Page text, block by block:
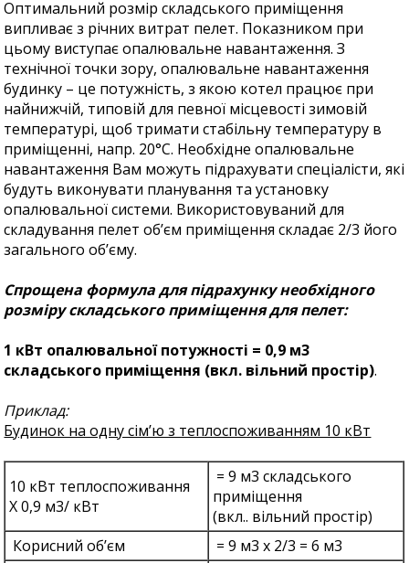
Оптимальний розмір складського приміщення
випливає з річних витрат пелет. Показником при
цьому виступає опалювальне навантаження. З
технічної точки зору, опалювальне навантаження
будинку – це потужність, з якою котел працює при
найнижчій, типовій для певної місцевості зимовій
температурі, щоб тримати стабільну температуру в
приміщенні, напр. 20°С. Необхідне опалювальне
навантаження Вам можуть підрахувати спеціалісти, які
будуть виконувати планування та установку
опалювальної системи. Використовуваний для
складування пелет об’єм приміщення складає 2/3 його
загального об’єму.
Спрощена формула для підрахунку необхідного
розміру складського приміщення для пелет:
1 кВт опалювальної потужності = 0,9 м3
складського приміщення (вкл. вільний простір).
Приклад:
Будинок на одну сім’ю з теплоспоживанням 10 кВт
10 кВт теплоспоживання
Х 0,9 м3/ кВт
= 9 м3 складського
приміщення
(вкл.. вільний простір)
Корисний об’єм
= 9 м3 х 2/3 = 6 м3